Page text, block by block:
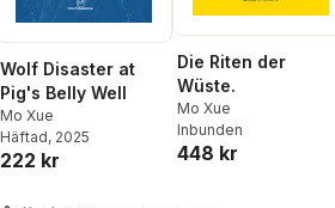
Wolf Disaster at
Pig's Belly Well
Mo Xue
Häftad, 2025
222 kr
Die Riten der
Wüste.
Mo Xue
Inbunden
448 kr